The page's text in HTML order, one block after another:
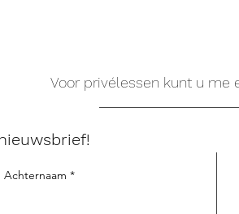
Voor privélessen kunt u me
Achternaam